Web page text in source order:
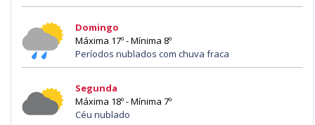
Domingo
Máxima 17º - Mínima 8º
Períodos nublados com chuva fraca
Segunda
Máxima 18º - Mínima 7º
Céu nublado